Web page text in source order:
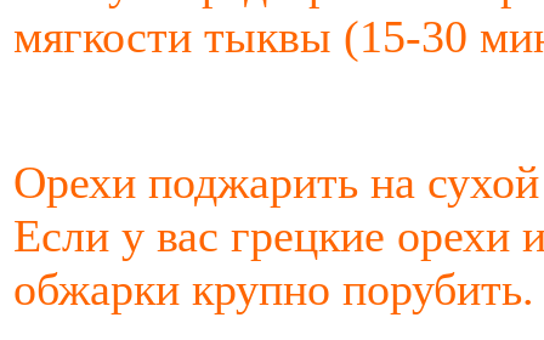
мягкости тыквы (15-30
Орехи поджарить на
Если у вас грецкие орехи
обжарки крупно порубить.